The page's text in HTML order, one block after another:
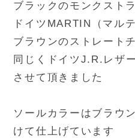
ブラックのモンクスト
ドイツMARTIN（マル
ブラウンのストレート
同じくドイツJ.R.レザ
させて頂きました
ソールカラーはブラウ
けて仕上げています